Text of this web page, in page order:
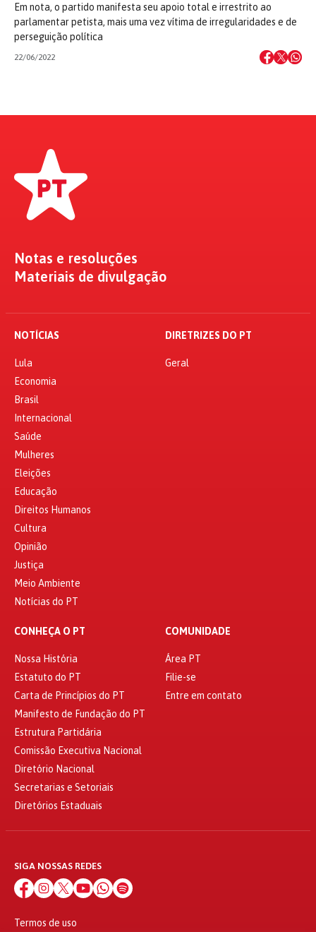
Em nota, o partido manifesta seu apoio total e irrestrito ao
parlamentar petista, mais uma vez vítima de irregularidades e de
perseguição política
22/06/2022
Notas e resoluções
Materiais de divulgação
NOTÍCIAS
Lula
Economia
Brasil
Internacional
Saúde
Mulheres
Eleições
Educação
Direitos Humanos
Cultura
Opinião
Justiça
Meio Ambiente
Notícias do PT
DIRETRIZES DO PT
Geral
CONHEÇA O PT
Nossa História
Estatuto do PT
Carta de Princípios do PT
Manifesto de Fundação do PT
Estrutura Partidária
Comissão Executiva Nacional
Diretório Nacional
Secretarias e Setoriais
Diretórios Estaduais
COMUNIDADE
Área PT
Filie-se
Entre em contato
SIGA NOSSAS REDES
Termos de uso